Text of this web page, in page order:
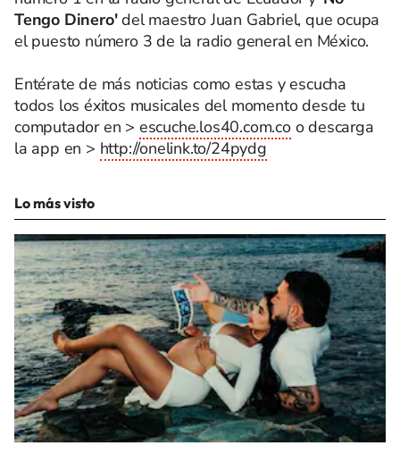
Tengo Dinero'del maestro Juan Gabriel, que ocupa
el puesto número 3 de la radio general en México.
Entérate de más noticias como estas y escucha
todos los éxitos musicales del momento desde tu
computador en > escuche.los40.com.coo descarga
la app en > http://onelink.to/24pydg
Lo más visto